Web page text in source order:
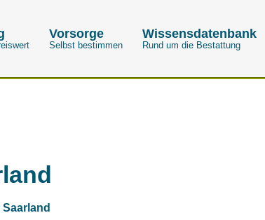
Vorsorge
Selbst bestimmen
Wissensdatenbank
Rund um die Bestattung